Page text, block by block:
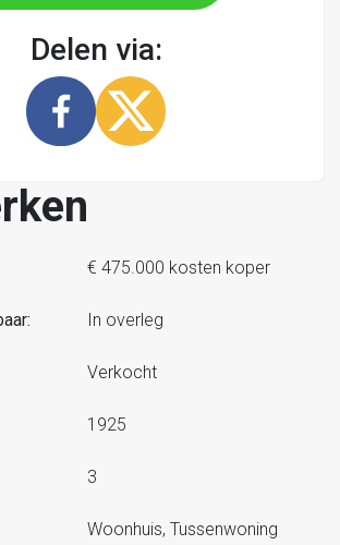
€ 475.000 kosten koper
In overleg
Verkocht
1925
3
Woonhuis, Tussenwoning
Delen via: